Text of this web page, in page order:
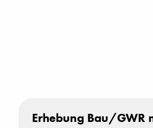
Erhebung Bau/GWR